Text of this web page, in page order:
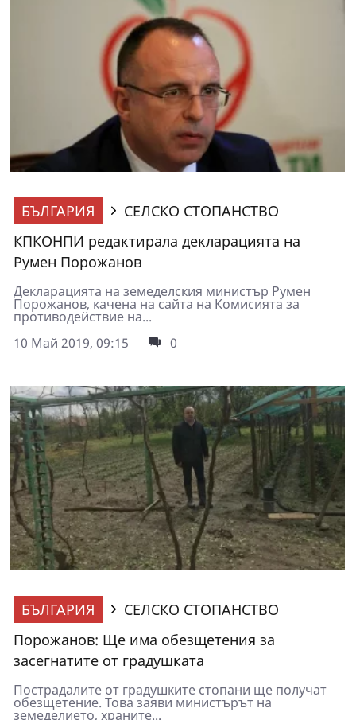
БЪЛГАРИЯ
СЕЛСКО СТОПАНСТВО
КПКОНПИ редактирала декларацията на
Румен Порожанов
Декларацията на земеделския министър Румен
Порожанов, качена на сайта на Комисията за
противодействие на...
10 Май 2019, 09:15
0
БЪЛГАРИЯ
СЕЛСКО СТОПАНСТВО
Порожанов: Ще има обезщетения за
засегнатите от градушката
Пострадалите от градушките стопани ще получат
обезщетение. Това заяви министърът на
земеделието, храните...